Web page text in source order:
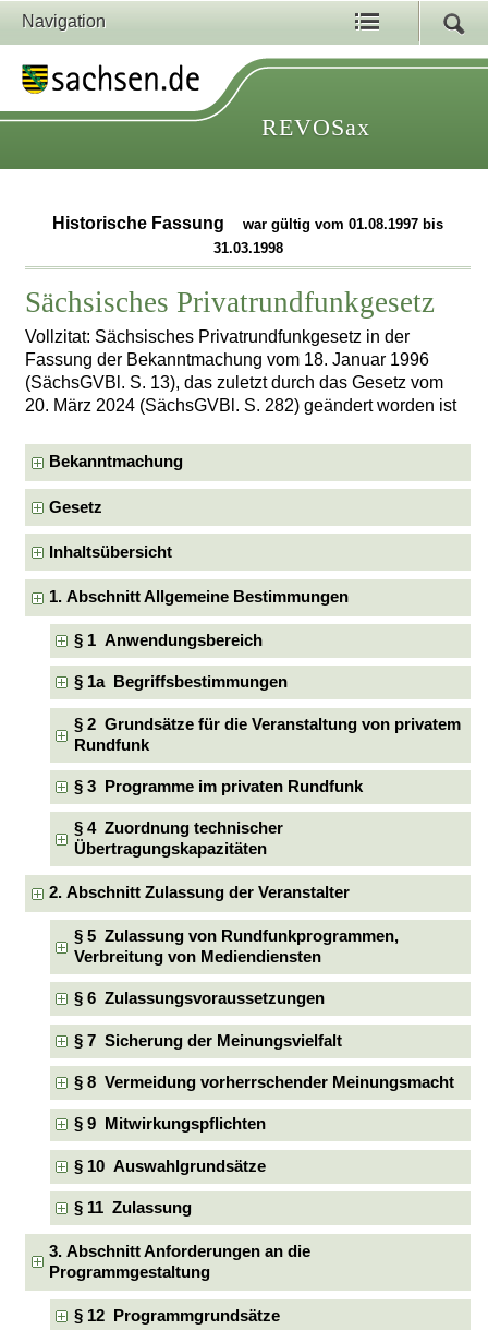
Navigation
REVOSax
Historische Fassung
war gültig vom 01.08.1997 bis
31.03.1998
Sächsisches Privatrundfunkgesetz
Vollzitat: Sächsisches Privatrundfunkgesetz in der
Fassung der Bekanntmachung vom 18. Januar 1996
(SächsGVBl. S. 13), das zuletzt durch das Gesetz vom
20. März 2024 (SächsGVBl. S. 282) geändert worden ist
Bekanntmachung
Gesetz
Inhaltsübersicht
1. Abschnitt Allgemeine Bestimmungen
§ 1 Anwendungsbereich
§ 1a Begriffsbestimmungen
§ 2 Grundsätze für die Veranstaltung von privatem
Rundfunk
§ 3 Programme im privaten Rundfunk
§ 4 Zuordnung technischer
Übertragungskapazitäten
2. Abschnitt Zulassung der Veranstalter
§ 5 Zulassung von Rundfunkprogrammen,
Verbreitung von Mediendiensten
§ 6 Zulassungsvoraussetzungen
§ 7 Sicherung der Meinungsvielfalt
§ 8 Vermeidung vorherrschender Meinungsmacht
§ 9 Mitwirkungspflichten
§ 10 Auswahlgrundsätze
§ 11 Zulassung
3. Abschnitt Anforderungen an die
Programmgestaltung
§ 12 Programmgrundsätze